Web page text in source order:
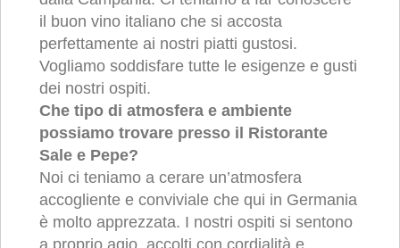
il buon vino italiano che si accosta
perfettamente ai nostri piatti gustosi.
Vogliamo soddisfare tutte le esigenze e gusti
dei nostri ospiti.
Che tipo di atmosfera e ambiente
possiamo trovare presso il Ristorante
Sale e Pepe?
Noi ci teniamo a cerare un’atmosfera
accogliente e conviviale che qui in Germania
è molto apprezzata. I nostri ospiti si sentono
a proprio agio, accolti con cordialità e